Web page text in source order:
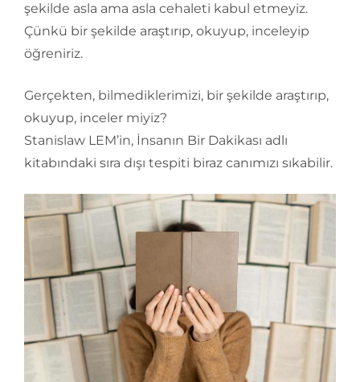
şekilde asla ama asla cehaleti kabul etmeyiz.
Çünkü bir şekilde araştırıp, okuyup, inceleyip
öğreniriz.
Gerçekten, bilmediklerimizi, bir şekilde araştırıp,
okuyup, inceler miyiz?
Stanislaw LEM’in, İnsanın Bir Dakikası adlı
kitabındaki sıra dışı tespiti biraz canımızı sıkabilir.